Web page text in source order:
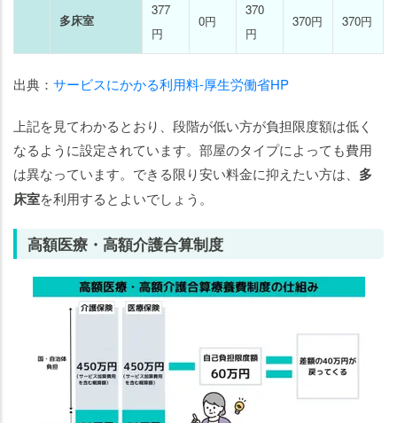
多床室
377
円
0円
370
円
370円 370円
出典： サービスにかかる利用料-厚生労働省HP
上記を見てわかるとおり、段階が低い方が負担限度額は低く
なるように設定されています。部屋のタイプによっても費用
は異なっています。できる限り安い料金に抑えたい方は、 多
床室を利用するとよいでしょう。
高額医療・高額介護合算制度